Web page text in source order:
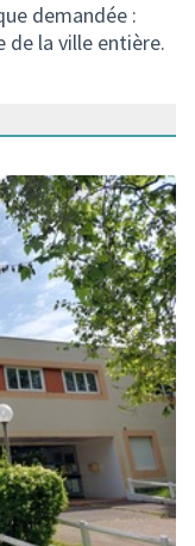
demandée :
de la ville entière.